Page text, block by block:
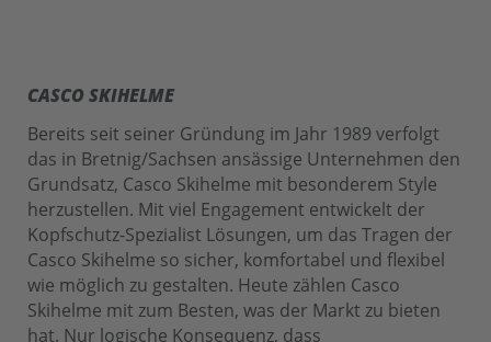
CASCO SKIHELME
Bereits seit seiner Gründung im Jahr 1989 verfolgt
das in Bretnig/Sachsen ansässige Unternehmen den
Grundsatz, Casco Skihelme mit besonderem Style
herzustellen. Mit viel Engagement entwickelt der
Kopfschutz-Spezialist Lösungen, um das Tragen der
Casco Skihelme so sicher, komfortabel und flexibel
wie möglich zu gestalten. Heute zählen Casco
Skihelme mit zum Besten, was der Markt zu bieten
hat. Nur logische Konsequenz, dass